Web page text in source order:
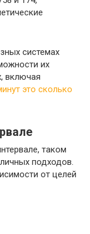
системах
их
включая
это сколько
таком
подходов.
от целей